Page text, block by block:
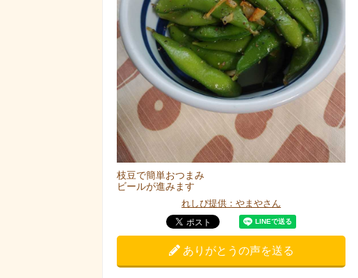
枝豆で簡単おつまみ
ビールが進みます
れしぴ提供：やまやさん
ありがとうの声を送る